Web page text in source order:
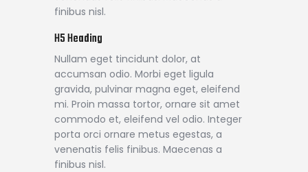
finibus nisl.
H5 Heading
Nullam eget tincidunt dolor, at
accumsan odio. Morbi eget ligula
gravida, pulvinar magna eget, eleifend
mi. Proin massa tortor, ornare sit amet
commodo et, eleifend vel odio. Integer
porta orci ornare metus egestas, a
venenatis felis finibus. Maecenas a
finibus nisl.